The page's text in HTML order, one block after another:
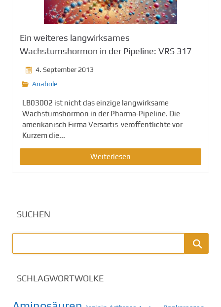
Ein weiteres langwirksames
Wachstumshormon in der Pipeline: VRS 317
4. September 2013
Anabole
LB03002 ist nicht das einzige langwirksame
Wachstumshormon in der Pharma-Pipeline. Die
amerikanisch Firma Versartis veröffentlichte vor
Kurzem die...
Weiterlesen
SUCHEN
SCHLAGWORTWOLKE